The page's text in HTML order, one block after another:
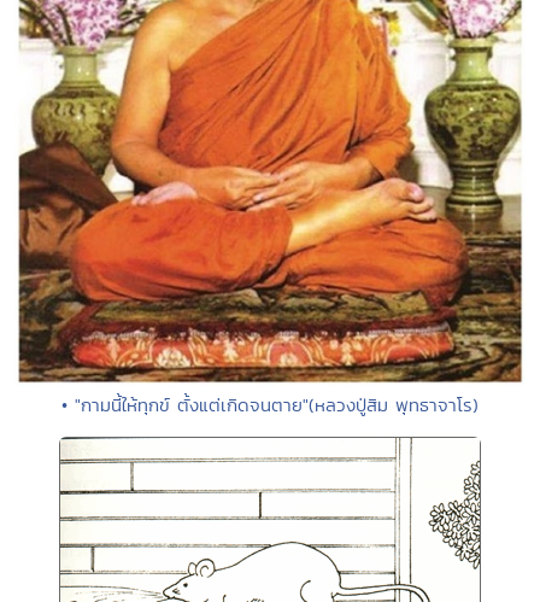
• "กามนี้ให้ทุกข์ ตั้งแต่เกิดจนตาย"(หลวงปู่สิม พุทธาจาโร)